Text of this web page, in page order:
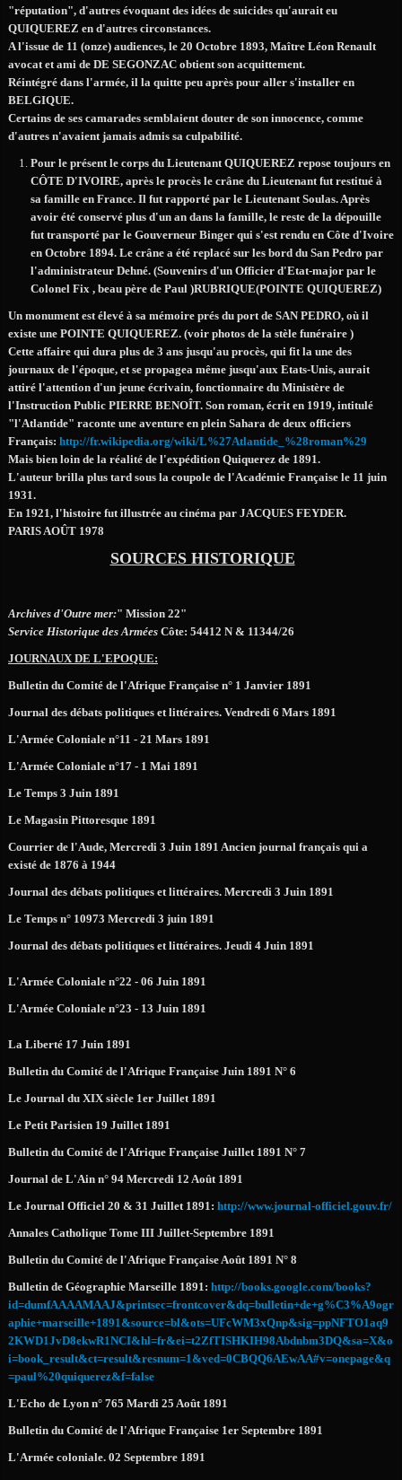
"réputation", d'autres évoquant des idées de suicides qu'aurait eu
QUIQUEREZ en d'autres circonstances.
A l'issue de 11 (onze) audiences, le 20 Octobre 1893, Maître Léon Renault
avocat et ami de DE SEGONZAC obtient son acquittement.
Réintégré dans l'armée, il la quitte peu après pour aller s'installer en
BELGIQUE.
Certains de ses camarades semblaient douter de son innocence, comme
d'autres n'avaient jamais admis sa culpabilité.
Pour le présent le corps du Lieutenant QUIQUEREZ repose toujours en
CÔTE D'IVOIRE, après le procès le crâne du Lieutenant fut restitué à
sa famille en France. Il fut rapporté par le Lieutenant Soulas. Après
avoir été conservé plus d'un an dans la famille, le reste de la dépouille
fut transporté par le Gouverneur Binger qui s'est rendu en Côte d'Ivoire
en Octobre 1894. Le crâne a été replacé sur les bord du San Pedro par
l'administrateur Dehné. (Souvenirs d'un Officier d'Etat-major par le
Colonel Fix , beau père de Paul )RUBRIQUE(POINTE QUIQUEREZ)
Un monument est élevé à sa mémoire prés du port de SAN PEDRO, où il
existe une POINTE QUIQUEREZ. (voir photos de la stèle funéraire )
Cette affaire qui dura plus de 3 ans jusqu'au procès, qui fit la une des
journaux de l'époque, et se propagea même jusqu'aux Etats-Unis, aurait
attiré l'attention d'un jeune écrivain, fonctionnaire du Ministère de
l'Instruction Public PIERRE BENOÎT. Son roman, écrit en 1919, intitulé
"l'Atlantide" raconte une aventure en plein Sahara de deux officiers
Français: http://fr.wikipedia.org/wiki/L%27Atlantide_%28roman%29
Mais bien loin de la réalité de l'expédition Quiquerez de 1891.
L'auteur brilla plus tard sous la coupole de l'Académie Française le 11 juin
1931.
En 1921, l'histoire fut illustrée au cinéma par JACQUES FEYDER.
PARIS AOÛT 1978
SOURCES HISTORIQUE
Archives d'Outre mer:" Mission 22"
Service Historique des Armées Côte: 54412 N & 11344/26
JOURNAUX DE L'EPOQUE:
Bulletin du Comité de l'Afrique Française n° 1 Janvier 1891
Journal des débats politiques et littéraires. Vendredi 6 Mars 1891
L'Armée Coloniale n°11 - 21 Mars 1891
L'Armée Coloniale n°17 - 1 Mai 1891
Le Temps 3 Juin 1891
Le Magasin Pittoresque 1891
Courrier de l'Aude, Mercredi 3 Juin 1891 Ancien journal français qui a
existé de 1876 à 1944
Journal des débats politiques et littéraires. Mercredi 3 Juin 1891
Le Temps n° 10973 Mercredi 3 juin 1891
Journal des débats politiques et littéraires. Jeudi 4 Juin 1891
L'Armée Coloniale n°22 - 06 Juin 1891
L'Armée Coloniale n°23 - 13 Juin 1891
La Liberté 17 Juin 1891
Bulletin du Comité de l'Afrique Française Juin 1891 N° 6
Le Journal du XIX siècle 1er Juillet 1891
Le Petit Parisien 19 Juillet 1891
Bulletin du Comité de l'Afrique Française Juillet 1891 N° 7
Journal de L'Ain n° 94 Mercredi 12 Août 1891
Le Journal Officiel 20 & 31 Juillet 1891: http://www.journal-officiel.gouv.fr/
Annales Catholique Tome III Juillet-Septembre 1891
Bulletin du Comité de l'Afrique Française Août 1891 N° 8
Bulletin de Géographie Marseille 1891: http://books.google.com/books?
id=dumfAAAAMAAJ&printsec=frontcover&dq=bulletin+de+g%C3%A9ogr
aphie+marseille+1891&source=bl&ots=UFcWM3xQnp&sig=ppNFTO1aq9
2KWD1JvD8ekwR1NCI&hl=fr&ei=t2ZfTISHKIH98Abdnbm3DQ&sa=X&o
i=book_result&ct=result&resnum=1&ved=0CBQQ6AEwAA#v=onepage&q
=paul%20quiquerez&f=false
L'Echo de Lyon n° 765 Mardi 25 Août 1891
Bulletin du Comité de l'Afrique Française 1er Septembre 1891
L'Armée coloniale. 02 Septembre 1891